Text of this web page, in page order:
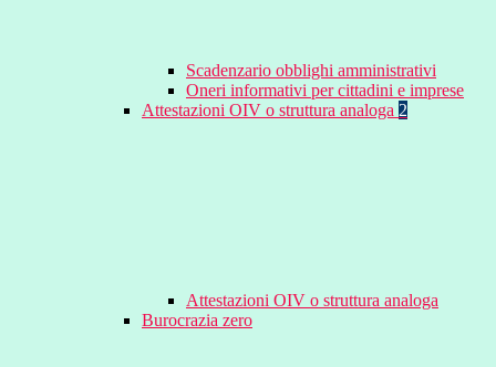
Scadenzario obblighi amministrativi
Oneri informativi per cittadini e imprese
Attestazioni OIV o struttura analoga 2
Attestazioni OIV o struttura analoga
Burocrazia zero